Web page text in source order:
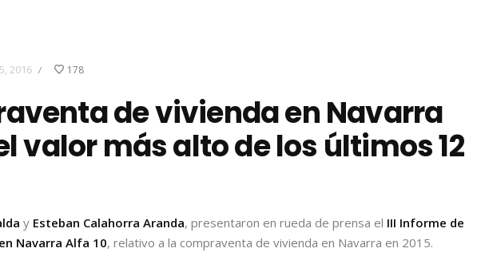
2016 / 178
de vivienda en Navarra
valor más alto de los últimos 12
y Esteban Calahorra Aranda, presentaron en rueda de prensa el III Informe de
Navarra Alfa 10, relativo a la compraventa de vivienda en Navarra en 2015.